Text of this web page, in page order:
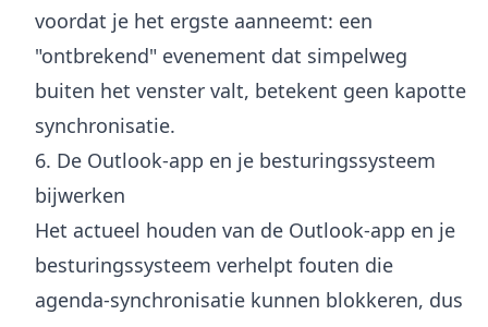
voordat je het ergste aanneemt: een
"ontbrekend" evenement dat simpelweg
buiten het venster valt, betekent geen kapotte
synchronisatie.
6. De Outlook-app en je besturingssysteem
bijwerken
Het actueel houden van de Outlook-app en je
besturingssysteem verhelpt fouten die
agenda-synchronisatie kunnen blokkeren, dus